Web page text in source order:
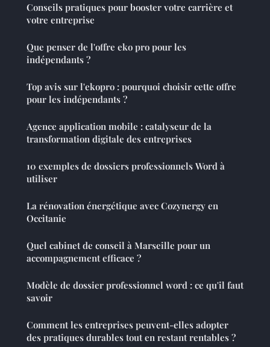
Conseils pratiques pour booster votre carrière et
votre entreprise
Que penser de l'offre eko pro pour les
indépendants ?
Top avis sur l'ekopro : pourquoi choisir cette offre
pour les indépendants ?
Agence application mobile : catalyseur de la
transformation digitale des entreprises
10 exemples de dossiers professionnels Word à
utiliser
La rénovation énergétique avec Cozynergy en
Occitanie
Quel cabinet de conseil à Marseille pour un
accompagnement efficace ?
Modèle de dossier professionnel word : ce qu'il faut
savoir
Comment les entreprises peuvent-elles adopter
des pratiques durables tout en restant rentables ?